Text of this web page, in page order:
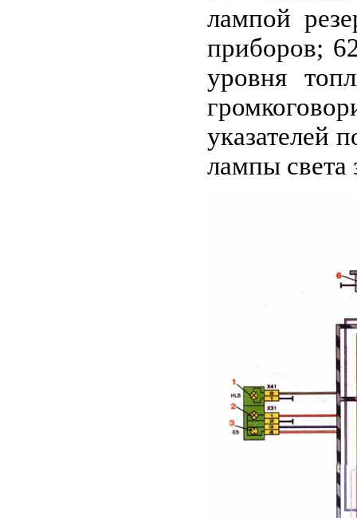
лампой
приборов;
уровня
указателей
лампы света